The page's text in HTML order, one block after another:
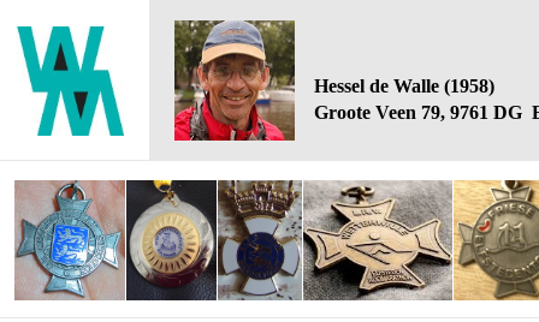
Hessel de Walle (1958)
Groote Veen 79, 9761 DG